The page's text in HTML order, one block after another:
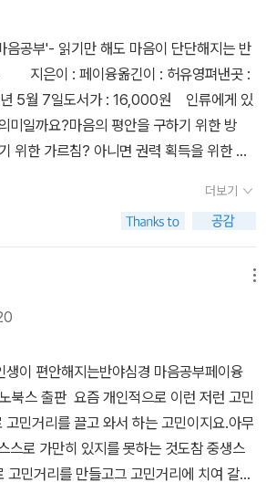
‘없다’ 또는 ‘텅 비다’로 해석하는 것이 부
수 있다. 색즉시공의 ‘공’은 없다는 것도, 존
다. 사물이 그저 인연에 따라 만나고 인연
는 것이어서 불변의 실체가 없다는 뜻이다인
는다면 우리가 만들어 내는 현실은 전투가
법을 배우는 데만 몰두한다면 끊임없이 실
되고, 한바탕의 도박도 그저 재미거리가 될
으로 한다면 우리가 만들어 내는 현실은 수
게 존재의 진정한 모습을 볼 수 있는 기회가
으면, 생겨났다가 사라지는 흐름을 거부하고
하고 ‘사라짐’을 거부한다. 가장 흔한 것은
며 자신은 죽지 않을 것이라고 믿거나, 아
야 죽을 것이라고 생각하는 것이다.인류라
건재하다. 지구라는 행성도 언젠가는 사
는 존재한다. 은하계 역시 언젠가는 사라지
재할 것이고, 우주도 언젠가는 사라지겠지만
렇다면 우주의 관점에서 볼 때는 생겨남도
다. 단지 인류가 이 생겨나지도 사라지지도
속뜻과 그리 달라보이지 만은 않았다.그냥
지혜,그것이 책이 말하는 반야인데속세를
혜를 말한다.그냥 나의 느낌 뿐이지만보통
보이지 않고자신만의 방식으로 산중 생활
쓰다듬을 받아들이던 반야의 모습이,속세를
속반야의 현세라고 말하면 어불성설이 될
속을 운동장처럼 뛰어다니거나반가운 누구
지만,그러다 어느 순간 소리소문없이 세상
한구석에서 그냥 오가는 중생들을 지켜보며
않지만 사소하고 반복적으로 축적되어 온
할 것들로 부른다.저자는 삶의 궤도에서
제시해 주는데 실제 들은 예는완전 공감
수 있었다.왜냐면, 중국 유명 작가의 사례
설명이 붙었는진 모르겠다.처음 들은 작가
와 관련된 경험담과는 전혀 관계 없지만,자
묘한 여운이 남는다.그녀가 행한 일탈의
지만그런 그녀는 정작 자살을 했다니 말이
음공부'- 읽기만 해도 마음이 단단해지는 반
지은이 : 페이융옮긴이 : 허유영펴낸곳 :
5월 7일도서가 : 16,000원 인류에게 있
미일까요?마음의 평안을 구하기 위한 방
위한 가르침? 아니면 권력 획득을 위한 하
암흑시대, 선교를 이용한 근대 유럽국가들의
라 불릴 정도로 잔혹한 광신도집단들의 만
들의 행태를 보면 종교의 순기능보다는 역
큰 것 같습니다.분명 각종 종교 경전들 내용
고 배려하라는 등 좋은 이야기들로 채워져
벌어질까요?그것은 일부 종교인들이 경전
인해 파생되는 파벌과 세력다툼, 그리고 획
위해 벌어지는게 아닌가 싶습니다. 우리가
많은 종교가 있는데 일반적으로 그중 기독
를 4대 종교라 많이들 얘기합니다.종교를
교)와 다신교(힌두교)로 구분하던데 이 분
포함되는건지 좀 헷갈리기도 하지요.불교
더보기
생이 편안해지는반야심경 마음공부페이융
북스 출판 요즘 개인적으로 이런 저런 고민
고민거리를 끌고 와서 하는 고민이지요.아무
스로 가만히 있지를 못하는 것도참 중생스
고민거리를 만들고그 고민거리에 치여 갈피